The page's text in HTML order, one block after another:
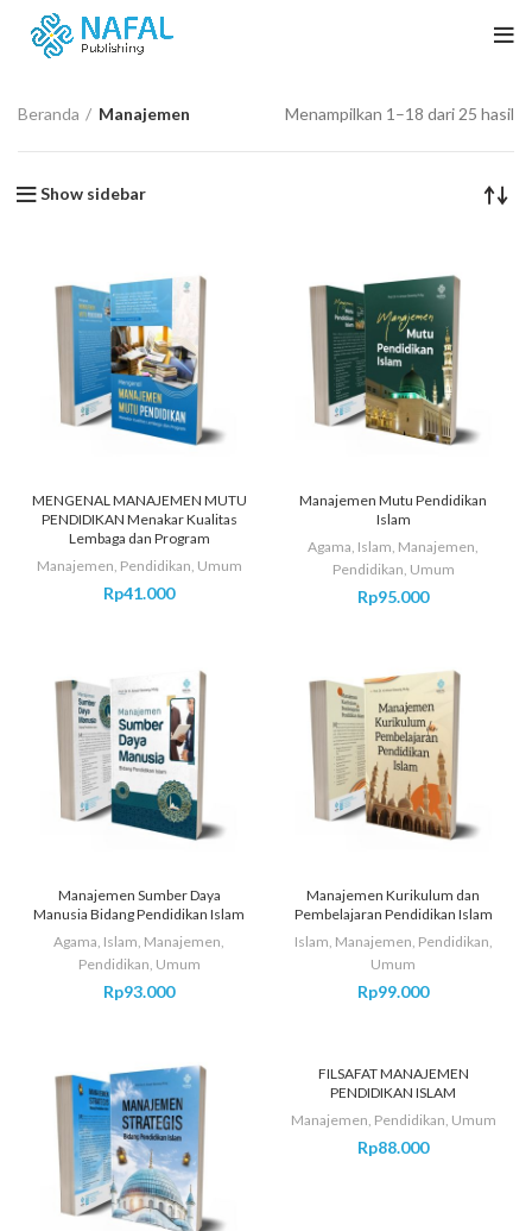
Beranda Manajemen Menampilkan 1–18 dari 25 hasil
Show sidebar
MENGENAL MANAJEMEN MUTU
PENDIDIKAN Menakar Kualitas
Lembaga dan Program
Manajemen, Pendidikan, Umum
Rp41.000
Manajemen Mutu Pendidikan
Islam
Agama, Islam, Manajemen,
Pendidikan, Umum
Rp95.000
Manajemen Sumber Daya
Manusia Bidang Pendidikan Islam
Agama, Islam, Manajemen,
Pendidikan, Umum
Rp93.000
Manajemen Kurikulum dan
Pembelajaran Pendidikan Islam
Islam, Manajemen, Pendidikan,
Umum
Rp99.000
FILSAFAT MANAJEMEN
PENDIDIKAN ISLAM
Manajemen, Pendidikan, Umum
Rp88.000